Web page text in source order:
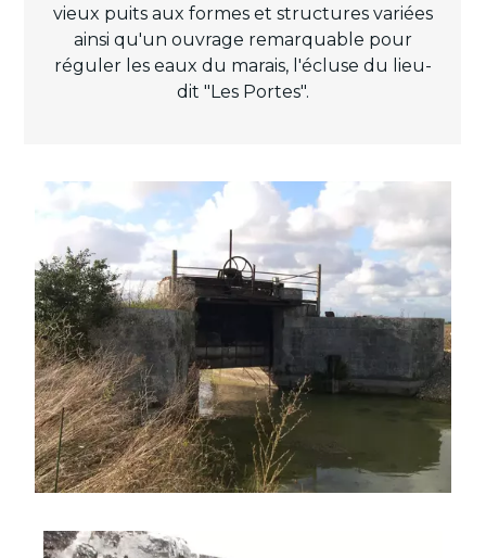
vieux puits aux formes et structures variées
ainsi qu'un ouvrage remarquable pour
réguler les eaux du marais, l'écluse du lieu-
dit "Les Portes".